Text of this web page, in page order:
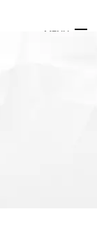
MENU